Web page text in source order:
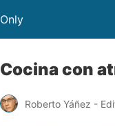
Only
Cocina con
Roberto Yáñez -